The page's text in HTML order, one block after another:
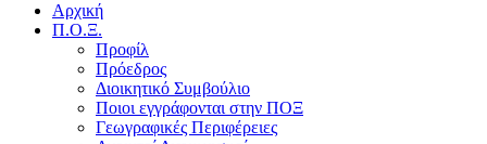
Αρχική
Π.Ο.Ξ.
Προφίλ
Πρόεδρος
Διοικητικό Συμβούλιο
Ποιοι εγγράφονται στην ΠΟΞ
Γεωγραφικές Περιφέρειες